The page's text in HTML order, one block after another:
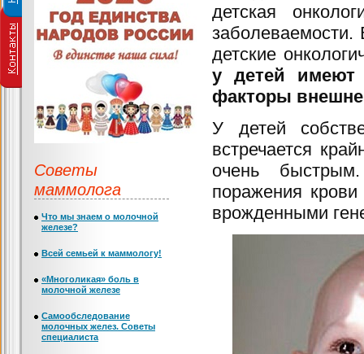
детская
заболеваемости.
детские
у детей
факторы
У детей
встречается
очень
поражения
врожденными
Советы
маммолога
Что мы знаем о молочной
железе?
Всей семьей к маммологу!
«Многоликая» боль в
молочной железе
Самообследование
молочных желез. Советы
специалиста